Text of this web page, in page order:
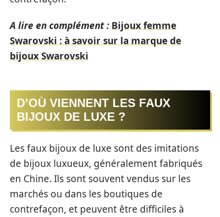
A lire en complément : Bijoux femme
Swarovski : à savoir sur la marque de
bijoux Swarovski
D’OÙ VIENNENT LES FAUX
BIJOUX DE LUXE ?
Les faux bijoux de luxe sont des imitations
de bijoux luxueux, généralement fabriqués
en Chine. Ils sont souvent vendus sur les
marchés ou dans les boutiques de
contrefaçon, et peuvent être difficiles à